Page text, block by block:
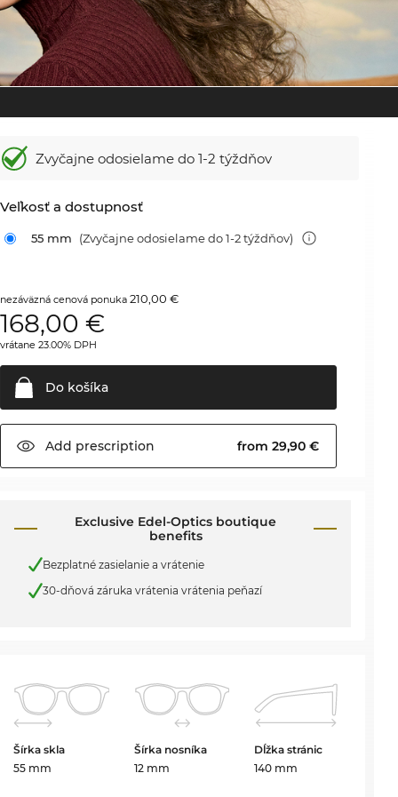
Zvyčajne odosielamedo 1-2 týždňov
Veľkosť a dostupnosť
55 mm (Zvyčajne odosielame do 1-2 týždňov)
nezáväzná cenová ponuka210,00 €
168,00 €
vrátane 23.00% DPH
Do košíka
Add prescription from 29,90 €
Exclusive Edel-Optics boutique
benefits
Bezplatné zasielanie a vrátenie
30-dňová záruka vrátenia vrátenia peňazí
Šírka skla
55 mm
Šírka nosníka
12 mm
Dĺžka stránic
140 mm